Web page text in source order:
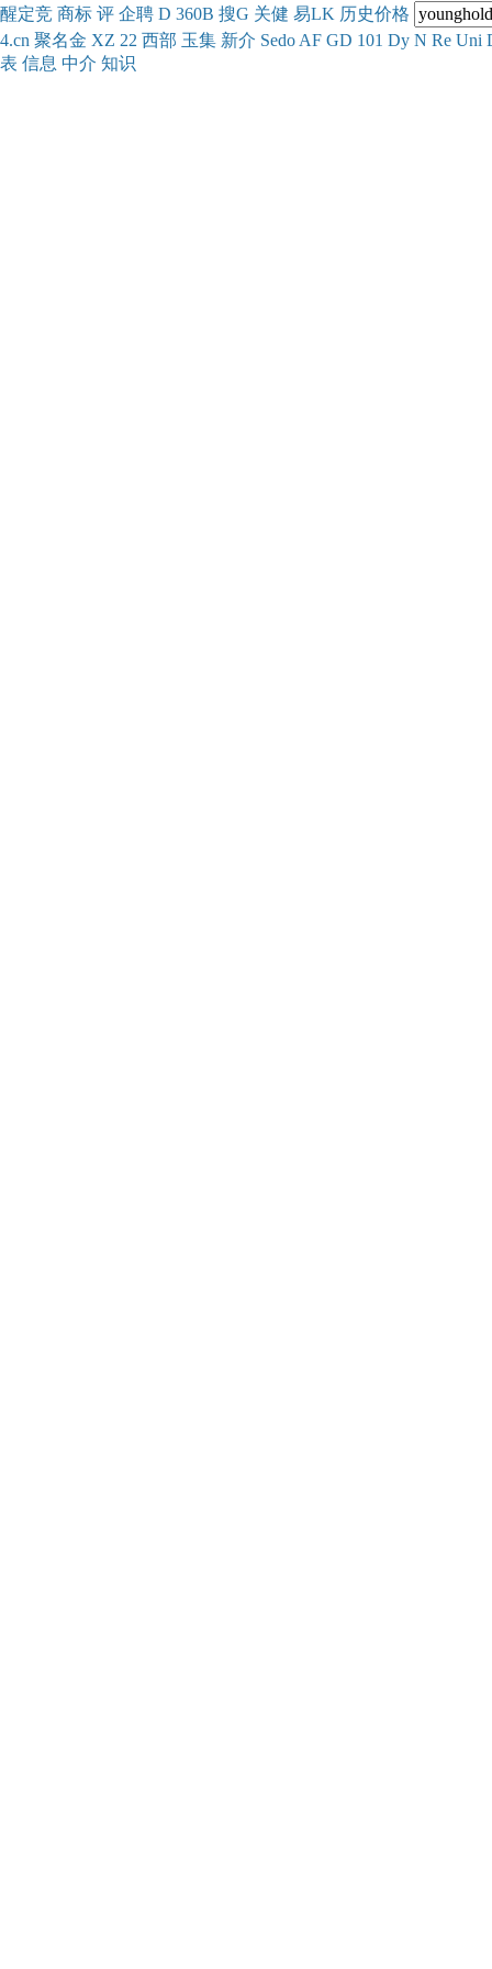
醒定竞 商标 评 企聘 D 360B 搜G 关健 易LK 历史价格
4.cn 聚名金 XZ 22 西部 玉集 新介 Sedo AF GD 101 Dy N Re Uni
表 信息 中介 知识